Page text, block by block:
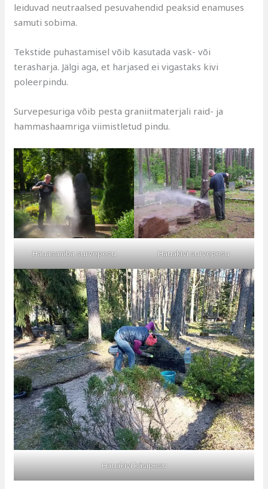
leiduvad neutraalsed pesuvahendid peaksid enamuses
samuti sobima.
Tekstide puhastamisel võib kasutada vask- või
terasharja. Jälgi aga, et harjased ei vigastaks kivi
poleerpindu.
Survepesuriga võib pesta graniitmaterjali raid- ja
hammashaamriga viimistletud pindu.
Hauasamba survepesu Hauakivi survepesu
Hauakivi käsipesu